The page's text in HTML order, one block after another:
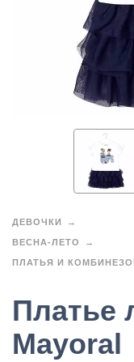
ДЕВОЧКИ
ВЕСНА-ЛЕТО
ПЛАТЬЯ И
Платье
Mayoral